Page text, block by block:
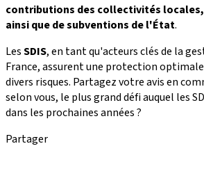
contributions des collectivités
ainsi que de subventions de l'État.
LesSDIS, en tant qu'acteurs clés de la
France, assurent une protection optimale
divers risques. Partagez votre avis en
selon vous, le plus grand défi auquel les
dans les prochaines années ?
Partager